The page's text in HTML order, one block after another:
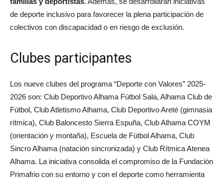
de deporte inclusivo para favorecer la plena participación de
colectivos con discapacidad o en riesgo de exclusión.​
Clubes participantes
Los nueve clubes del programa “Deporte con Valores” 2025-
2026 son: Club Deportivo Alhama Fútbol Sala, Alhama Club de
Fútbol, Club Atletismo Alhama, Club Deportivo Areté (gimnasia
rítmica), Club Baloncesto Sierra Espuña, Club Alhama COYM
(orientación y montaña), Escuela de Fútbol Alhama, Club
Sincro Alhama (natación sincronizada) y Club Rítmica Atenea
Alhama. La iniciativa consolida el compromiso de la Fundación
Primafrio con su entorno y con el deporte como herramienta